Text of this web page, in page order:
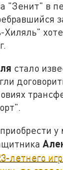
"Зенит" в
Хиляль"
стало
у
летнего